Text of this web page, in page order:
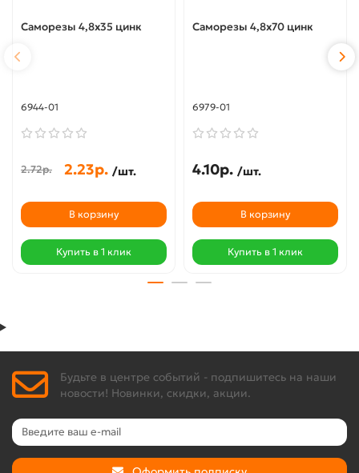
Саморезы 4,8х35 цинк
6944-01
2.72р. 2.23р. /шт.
В корзину
Купить в 1 клик
Саморезы 4,8х70 цинк
6979-01
4.10р. /шт.
В корзину
Купить в 1 клик
Будьте в центре событий - подпишитесь на наши
новости! Новинки, скидки, акции.